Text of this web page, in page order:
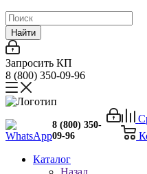
Найти
Запросить КП
8 (800) 350-09-96
8 (800) 350-
09-96
Каталог
Назад